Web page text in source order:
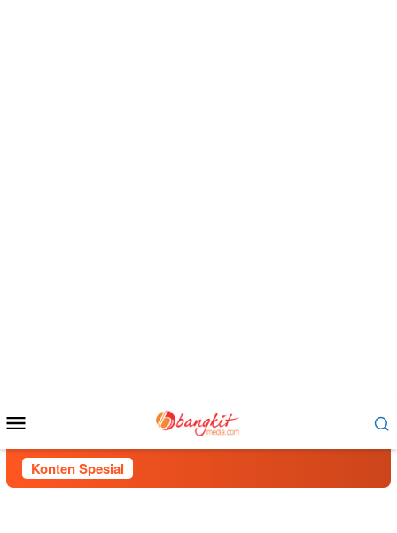
Mobile
Konten Spesial